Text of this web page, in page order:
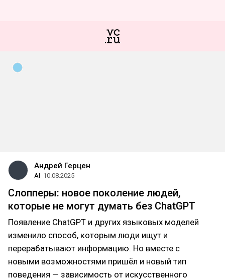
Андрей Герцен
AI 10.08.2025
Слопперы: новое поколение людей,
которые не могут думать без ChatGPT
Появление ChatGPT и других языковых моделей
изменило способ, которым люди ищут и
перерабатывают информацию. Но вместе с
новыми возможностями пришёл и новый тип
поведения — зависимость от искусственного